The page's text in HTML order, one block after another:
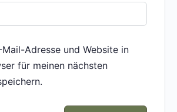
Mail-Adresse und Website in
für meinen nächsten